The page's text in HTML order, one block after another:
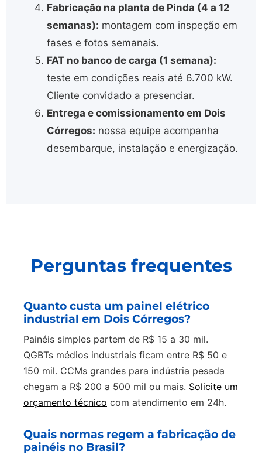
Fabricação na planta de Pinda (4 a 12
semanas): montagem com inspeção em
fases e fotos semanais.
FAT no banco de carga (1 semana):
teste em condições reais até 6.700 kW.
Cliente convidado a presenciar.
Entrega e comissionamento em Dois
Córregos: nossa equipe acompanha
desembarque, instalação e energização.
Perguntas frequentes
Quanto custa um painel elétrico
industrial em Dois Córregos?
Painéis simples partem de R$ 15 a 30 mil.
QGBTs médios industriais ficam entre R$ 50 e
150 mil. CCMs grandes para indústria pesada
chegam a R$ 200 a 500 mil ou mais. Solicite um
orçamento técnico com atendimento em 24h.
Quais normas regem a fabricação de
painéis no Brasil?